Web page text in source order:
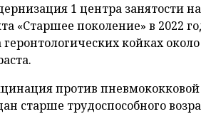
1 центра занятости
«Старшее поколение» в 2022
койках
против
старше трудоспособного